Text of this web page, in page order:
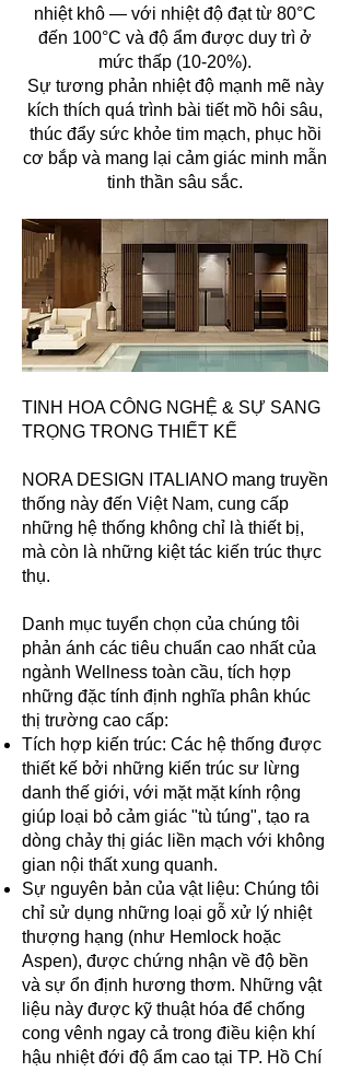
nhiệt khô — với nhiệt độ đạt từ 80°C
đến 100°C và độ ẩm được duy trì ở
mức thấp (10-20%).
Sự tương phản nhiệt độ mạnh mẽ này
kích thích quá trình bài tiết mồ hôi sâu,
thúc đẩy sức khỏe tim mạch, phục hồi
cơ bắp và mang lại cảm giác minh mẫn
tinh thần sâu sắc.
TINH HOA CÔNG NGHỆ & SỰ SANG
TRỌNG TRONG THIẾT KẾ
NORA DESIGN ITALIANO mang truyền
thống này đến Việt Nam, cung cấp
những hệ thống không chỉ là thiết bị,
mà còn là những kiệt tác kiến trúc thực
thụ.
Danh mục tuyển chọn của chúng tôi
phản ánh các tiêu chuẩn cao nhất của
ngành Wellness toàn cầu, tích hợp
những đặc tính định nghĩa phân khúc
thị trường cao cấp:
Tích hợp kiến trúc: Các hệ thống được
thiết kế bởi những kiến trúc sư lừng
danh thế giới, với mặt mặt kính rộng
giúp loại bỏ cảm giác "tù túng", tạo ra
dòng chảy thị giác liền mạch với không
gian nội thất xung quanh.
Sự nguyên bản của vật liệu: Chúng tôi
chỉ sử dụng những loại gỗ xử lý nhiệt
thượng hạng (như Hemlock hoặc
Aspen), được chứng nhận về độ bền
và sự ổn định hương thơm. Những vật
liệu này được kỹ thuật hóa để chống
cong vênh ngay cả trong điều kiện khí
hậu nhiệt đới độ ẩm cao tại TP. Hồ Chí